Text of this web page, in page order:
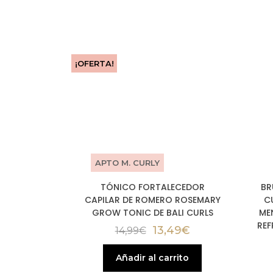
¡OFERTA!
APTO M. CURLY
TÓNICO FORTALECEDOR
CAPILAR DE ROMERO ROSEMARY
GROW TONIC DE BALI CURLS
14,99€ 13,49€
Añadir al carrito